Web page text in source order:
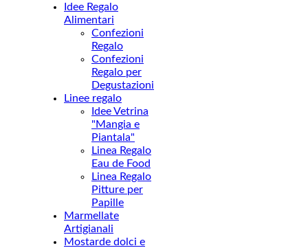
Idee Regalo
Alimentari
Confezioni
Regalo
Confezioni
Regalo per
Degustazioni
Linee regalo
Idee Vetrina
"Mangia e
Piantala"
Linea Regalo
Eau de Food
Linea Regalo
Pitture per
Papille
Marmellate
Artigianali
Mostarde dolci e